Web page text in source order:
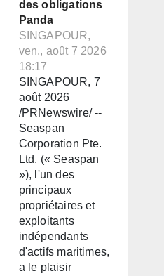
des obligations
Panda
SINGAPOUR,
ven., août 7 2026
18:17
SINGAPOUR, 7
août 2026
/PRNewswire/ --
Seaspan
Corporation Pte.
Ltd. (« Seaspan
»), l'un des
principaux
propriétaires et
exploitants
indépendants
d'actifs maritimes,
a le plaisir